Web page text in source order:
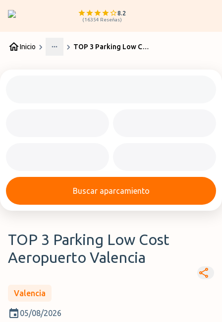
8.2
(16354 Reseñas)
Inicio
More
TOP 3 Parking Low Cost Aeropuerto Valencia
Buscar aparcamiento
TOP 3 Parking Low Cost
Aeropuerto Valencia
Valencia
05/08/2026